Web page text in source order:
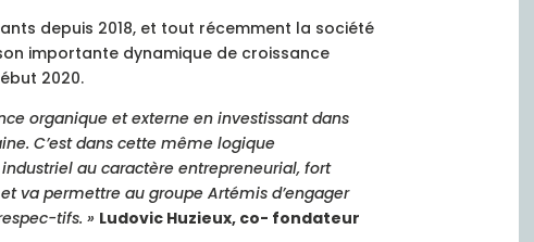
depuis 2018, et tout récemment la société
importante dynamique de croissance
2020.
organique et externe en investissant dans
C’est dans cette même logique
industriel au caractère entrepreneurial, fort
va permettre au groupe Artémis d’engager
tifs. » Ludovic Huzieux, co- fondateur